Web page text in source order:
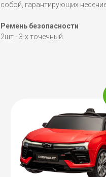
собой, гарантирующих
Ремень безопасности
2шт - 3-х точечный.